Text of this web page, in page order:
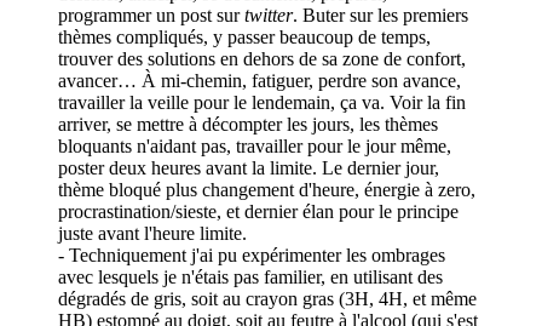
programmer un post surtwitter. Buter sur les premiers
thèmes compliqués, y passer beaucoup de temps,
trouver des solutions en dehors de sa zone de confort,
avancer… À mi-chemin, fatiguer, perdre son avance,
travailler la veille pour le lendemain, ça va. Voir la fin
arriver, se mettre à décompter les jours, les thèmes
bloquants n'aidant pas, travailler pour le jour même,
poster deux heures avant la limite. Le dernier jour,
thème bloqué plus changement d'heure, énergie à zero,
procrastination/sieste, et dernier élan pour le principe
juste avant l'heure limite.
- Techniquement j'ai pu expérimenter les ombrages
avec lesquels je n'étais pas familier, en utilisant des
dégradés de gris, soit au crayon gras (3H, 4H, et même
HB) estompé au doigt, soit au feutre à l'alcool (qui s'est